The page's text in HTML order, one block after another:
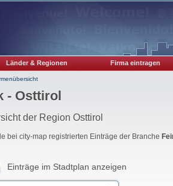
Länder & Regionen Firma eintragen
- Osttirol
der Region Osttirol
bei city-map registrierten Einträge der Branche
Einträge im Stadtplan anzeigen